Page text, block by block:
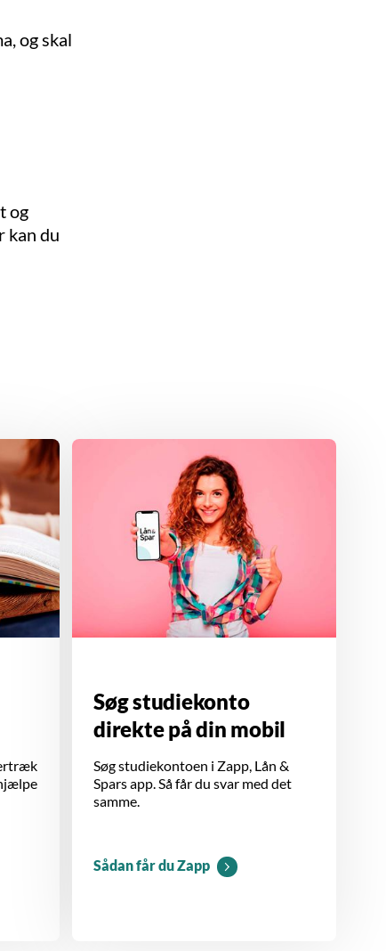
og skal
og
kan du
Søg studiekonto
direkte på din mobil
Søg studiekontoen i Zapp, Lån &
Spars app. Så får du svar med det
samme.
Sådan får du Zapp